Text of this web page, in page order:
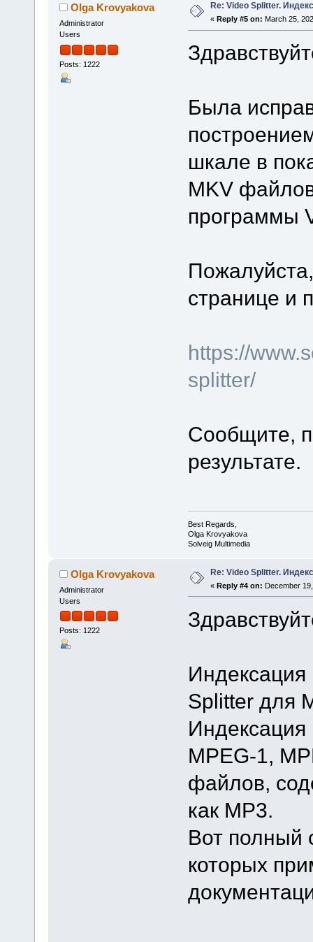
Olga Krovyakova
Administrator
Users
Posts: 1222
Re: Video Splitter.
« Reply #5 on: March 25,
Была
шкале в
MKV
программы
странице и
https://
splitter/
Сообщите,
результате.
Best Regards,
Olga Krovyakova
Solveig Multimedia
Olga Krovyakova
Administrator
Users
Posts: 1222
Re: Video Splitter.
« Reply #4 on: December
Индексация
Splitter для
MPEG-1,
файлов,
как MP3.
Вот полный
которых